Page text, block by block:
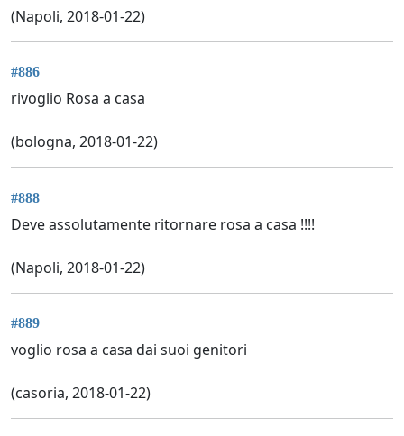
(Napoli, 2018-01-22)
#886
rivoglio Rosa a casa
(bologna, 2018-01-22)
#888
Deve assolutamente ritornare rosa a casa !!!!
(Napoli, 2018-01-22)
#889
voglio rosa a casa dai suoi genitori
(casoria, 2018-01-22)